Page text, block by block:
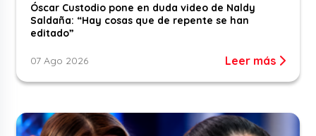
Óscar Custodio pone en duda video de Naldy
Saldaña: “Hay cosas que de repente se han
editado”
07 Ago 2026 Leer más